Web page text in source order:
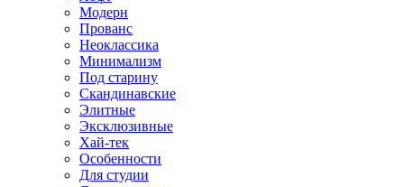
Модерн
Прованс
Неоклассика
Минимализм
Под старину
Скандинавские
Элитные
Эксклюзивные
Хай-тек
Особенности
Для студии